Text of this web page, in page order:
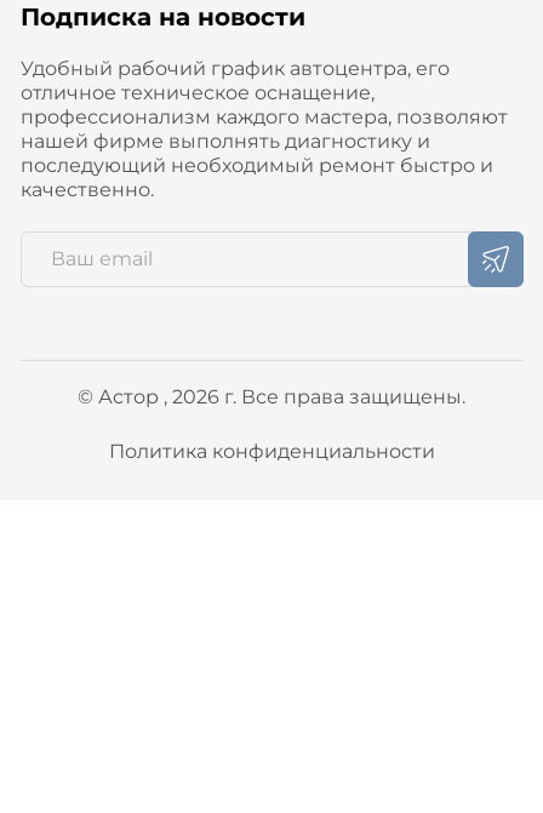
Подписка на новости
Удобный рабочий график автоцентра, его
отличное техническое оснащение,
профессионализм каждого мастера, позволяют
нашей фирме выполнять диагностику и
последующий необходимый ремонт быстро и
качественно.
© Астор , 2026 г. Все права защищены.
Политика конфиденциальности